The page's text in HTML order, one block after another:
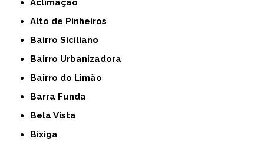
Aclimação
Alto de Pinheiros
Bairro Siciliano
Bairro Urbanizadora
Bairro do Limão
Barra Funda
Bela Vista
Bixiga